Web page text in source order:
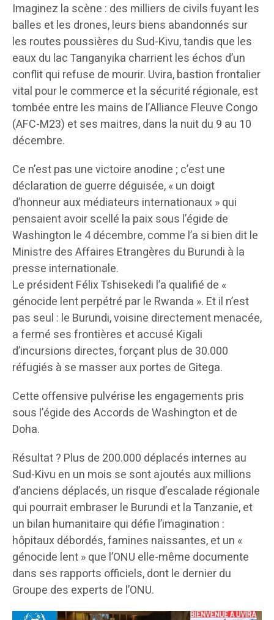
Imaginez la scène : des milliers de civils fuyant les
balles et les drones, leurs biens abandonnés sur
les routes poussières du Sud-Kivu, tandis que les
eaux du lac Tanganyika charrient les échos d’un
conflit qui refuse de mourir. Uvira, bastion frontalier
vital pour le commerce et la sécurité régionale, est
tombée entre les mains de l’Alliance Fleuve Congo
(AFC-M23) et ses maitres, dans la nuit du 9 au 10
décembre.
Ce n’est pas une victoire anodine ; c’est une
déclaration de guerre déguisée, « un doigt
d’honneur aux médiateurs internationaux » qui
pensaient avoir scellé la paix sous l’égide de
Washington le 4 décembre, comme l’a si bien dit le
Ministre des Affaires Etrangères du Burundi à la
presse internationale.
Le président Félix Tshisekedi l’a qualifié de «
génocide lent perpétré par le Rwanda ». Et il n’est
pas seul : le Burundi, voisine directement menacée,
a fermé ses frontières et accusé Kigali
d’incursions directes, forçant plus de 30.000
réfugiés à se masser aux portes de Gitega.
Cette offensive pulvérise les engagements pris
sous l’égide des Accords de Washington et de
Doha.
Résultat ? Plus de 200.000 déplacés internes au
Sud-Kivu en un mois se sont ajoutés aux millions
d’anciens déplacés, un risque d’escalade régionale
qui pourrait embraser le Burundi et la Tanzanie, et
un bilan humanitaire qui défie l’imagination :
hôpitaux débordés, famines naissantes, et un «
génocide lent » que l’ONU elle-même documente
dans ses rapports officiels, dont le dernier du
Groupe des experts de l’ONU.